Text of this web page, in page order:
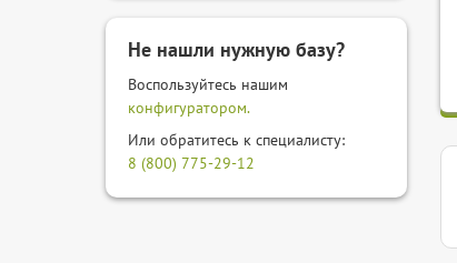
Не нашли нужную базу?
Воспользуйтесь нашим
конфигуратором.
Или обратитесь к специалисту:
8 (800) 775-29-12